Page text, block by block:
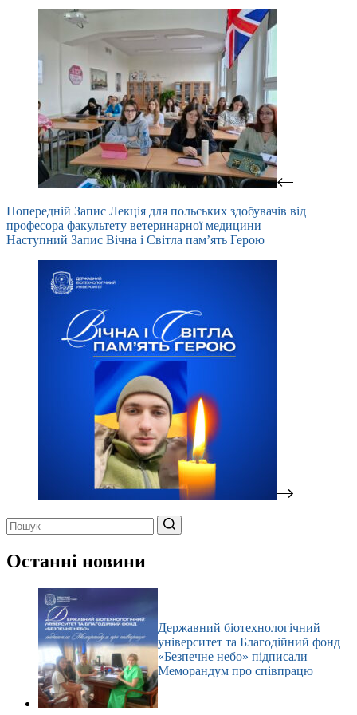
Попередній Запис Лекція для польських здобувачів від
професора факультету ветеринарної медицини
Наступний Запис Вічна і Світла пам’ять Герою
результатів
Останні новини
Державний біотехнологічний
університет та Благодійний фонд
«Безпечне небо» підписали
Меморандум про співпрацю